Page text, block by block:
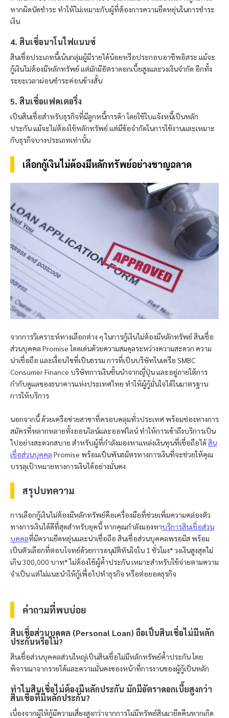
หากผิดนัดชำระ ทำให้ไม่เหมาะกับผู้ที่ต้องการความยืดหยุ่นในการชำระ
เงิน
4. สินเชื่อนาโนไฟแนนซ์
สินเชื่อประเภทนี้เน้นกลุ่มผู้มีรายได้น้อยหรือประกอบอาชีพอิสระ แม้จะ
กู้เงินไม่ต้องมีหลักทรัพย์ แต่มักมีอัตราดอกเบี้ยสูงและวงเงินจำกัด อีกทั้ง
ระยะเวลาผ่อนชำระค่อนข้างสั้น
5. สินเชื่อแฟคเตอริ่ง
เป็นสินเชื่อสำหรับธุรกิจที่มีลูกหนี้การค้า โดยใช้ใบแจ้งหนี้เป็นหลัก
ประกัน แม้จะไม่ต้องใช้หลักทรัพย์ แต่มีข้อจำกัดในการใช้งานและเหมาะ
กับธุรกิจบางประเภทเท่านั้น
เลือกกู้เงินไม่ต้องมีหลักทรัพย์อย่างชาญฉลาด
จากการวิเคราะห์ทางเลือกต่าง ๆ ในการกู้เงินไม่ต้องมีหลักทรัพย์ สินเชื่อ
ส่วนบุคคล Promise โดดเด่นด้วยความสมดุลระหว่างความสะดวก ความ
น่าเชื่อถือ และเงื่อนไขที่เป็นธรรม การที่เป็นบริษัทในเครือ SMBC
Consumer Finance บริษัทการเงินชั้นนำจากญี่ปุ่น และอยู่ภายใต้การ
กำกับดูแลของธนาคารแห่งประเทศไทย ทำให้ผู้กู้มั่นใจได้ในมาตรฐาน
การให้บริการ
นอกจากนี้ ด้วยเครือข่ายสาขาที่ครอบคลุมทั่วประเทศ พร้อมช่องทางการ
สมัครที่หลากหลายทั้งออนไลน์และออฟไลน์ ทำให้การเข้าถึงบริการเป็น
ไปอย่างสะดวกสบาย สำหรับผู้ที่กำลังมองหาแหล่งเงินทุนที่เชื่อถือได้สิน
เชื่อส่วนบุคคล Promise พร้อมเป็นพันธมิตรทางการเงินที่จะช่วยให้คุณ
บรรลุเป้าหมายทางการเงินได้อย่างมั่นคง
สรุปบทความ
การเลือกกู้เงินไม่ต้องมีหลักทรัพย์คือเครื่องมือที่ช่วยเพิ่มความคล่องตัว
ทางการเงินได้ดีที่สุดสำหรับยุคนี้ หากคุณกำลังมองหาบริการสินเชื่อส่วน
บุคคลที่มีความยืดหยุ่นและน่าเชื่อถือ สินเชื่อส่วนบุคคลพรอมิสพร้อม
เป็นตัวเลือกที่ตอบโจทย์ด้วยการอนุมัติทันใจใน 1 ชั่วโมง* วงเงินสูงสุดไม่
เกิน 300,000 บาท* ไม่ต้องใช้ผู้ค้ำประกัน เหมาะสำหรับใช้จ่ายตามความ
จำเป็น แต่ไม่แนะนำให้กู้เพื่อไปทำธุรกิจ หรือต่อยอดธุรกิจ
คำถามที่พบบ่อย
สินเชื่อส่วนบุคคล (Personal Loan) ถือเป็นสินเชื่อไม่มีหลัก
ประกันหรือไม่?
สินเชื่อส่วนบุคคลส่วนใหญ่เป็นสินเชื่อไม่มีหลักทรัพย์ค้ำประกัน โดย
พิจารณาจากรายได้และความมั่นคงของหน้าที่การงานของผู้กู้เป็นหลัก
ทำไมสินเชื่อไม่ต้องมีหลักประกัน มักมีอัตราดอกเบี้ยสูงกว่า
สินเชื่อที่มีหลักประกัน?
เนื่องจากผู้ให้กู้มีความเสี่ยงสูงกว่าจากการไม่มีทรัพย์สินมายึดคืนหากเกิด